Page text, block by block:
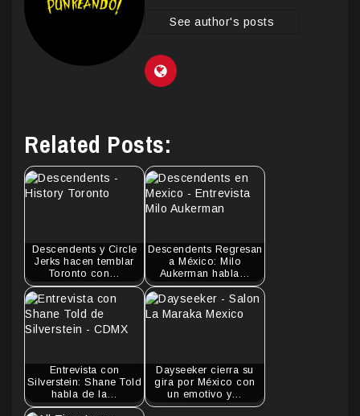
See author's posts
Related Posts:
Descendents y Circle
Jerks hacen temblar
Toronto con…
Descendents Regresan
a México: Milo
Aukerman habla…
Entrevista con
Silverstein: Shane Told
habla de la…
Dayseeker cierra su
gira por México con
un emotivo y…